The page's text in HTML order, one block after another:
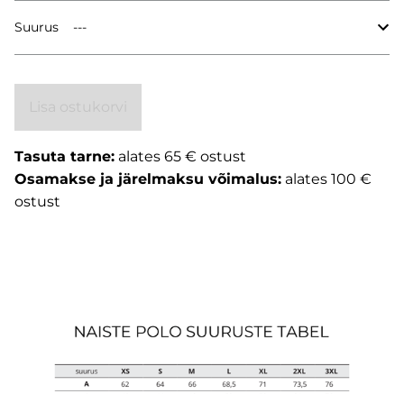
Suurus
Tasuta tarne: alates 65 € ostust
Osamakse ja järelmaksu võimalus: alates 100 €
ostust